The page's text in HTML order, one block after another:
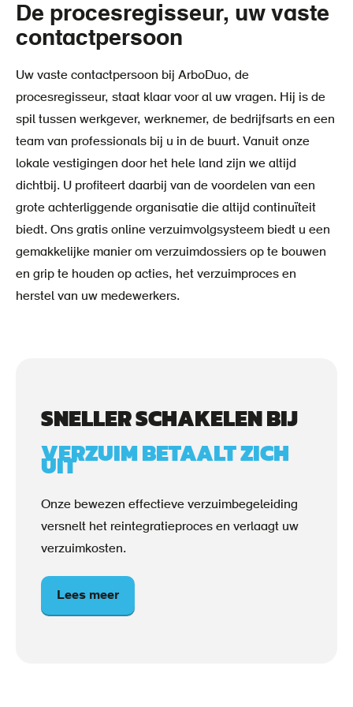
De procesregisseur, uw vaste
contactpersoon
Uw vaste contactpersoon bij ArboDuo, de
procesregisseur, staat klaar voor al uw vragen. Hij is de
spil tussen werkgever, werknemer, de bedrijfsarts en een
team van professionals bij u in de buurt. Vanuit onze
lokale vestigingen door het hele land zijn we altijd
dichtbij. U profiteert daarbij van de voordelen van een
grote achterliggende organisatie die altijd continuïteit
biedt. Ons gratis online verzuimvolgsysteem biedt u een
gemakkelijke manier om verzuimdossiers op te bouwen
en grip te houden op acties, het verzuimproces en
herstel van uw medewerkers.
SNELLER SCHAKELEN BIJ
VERZUIM BETAALT ZICH
UIT
Onze bewezen effectieve verzuimbegeleiding
versnelt het reintegratieproces en verlaagt uw
verzuimkosten.
Lees meer